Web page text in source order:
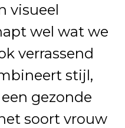
visueel
wel wat we
verrassend
stijl,
gezonde
soort vrouw